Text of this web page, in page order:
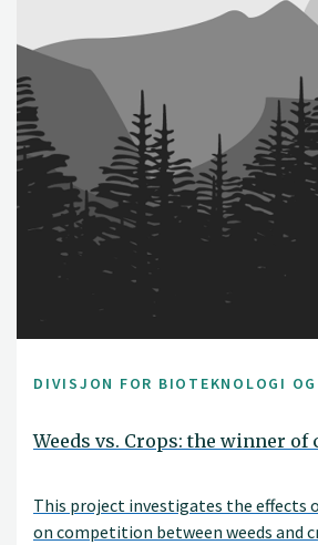
DIVISJON FOR BIOTEKNOLOGI
Weeds vs. Crops: the winner of
This project investigates the effects
on competition between weeds and